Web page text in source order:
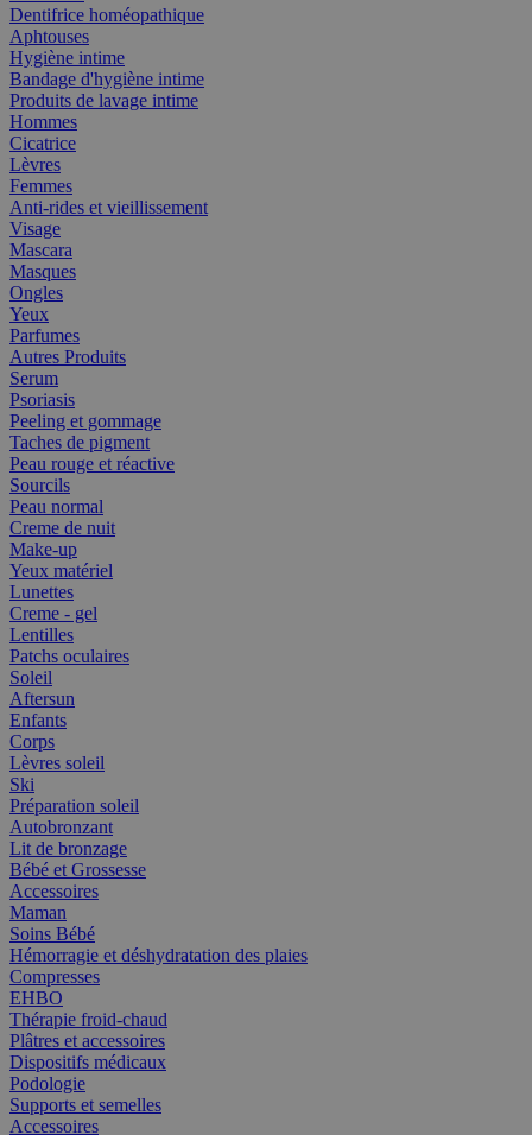
Dentifrice homéopathique
Aphtouses
Hygiène intime
Bandage d'hygiène intime
Produits de lavage intime
Hommes
Cicatrice
Lèvres
Femmes
Anti-rides et vieillissement
Visage
Mascara
Masques
Ongles
Yeux
Parfumes
Autres Produits
Serum
Psoriasis
Peeling et gommage
Taches de pigment
Peau rouge et réactive
Sourcils
Peau normal
Creme de nuit
Make-up
Yeux matériel
Lunettes
Creme - gel
Lentilles
Patchs oculaires
Soleil
Aftersun
Enfants
Corps
Lèvres soleil
Ski
Préparation soleil
Autobronzant
Lit de bronzage
Bébé et Grossesse
Accessoires
Maman
Soins Bébé
Hémorragie et déshydratation des plaies
Compresses
EHBO
Thérapie froid-chaud
Plâtres et accessoires
Dispositifs médicaux
Podologie
Supports et semelles
Accessoires